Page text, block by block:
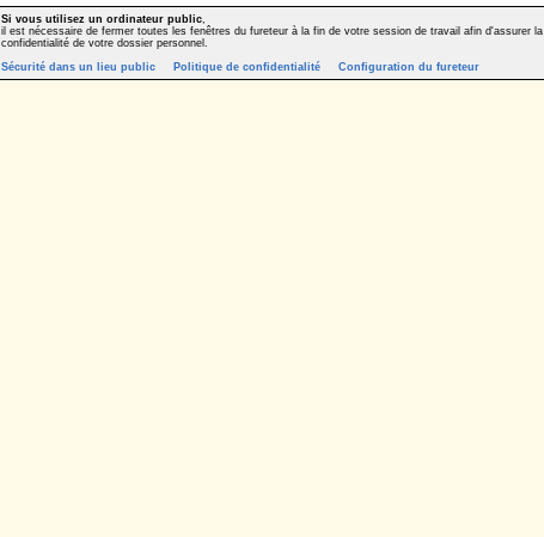
Si vous utilisez un ordinateur public,
il est nécessaire de fermer toutes les fenêtres du fureteur à la fin de votre session de travail afin d'assurer la
confidentialité de votre dossier personnel.
Sécurité dans un lieu public
Politique de confidentialité Configuration du fureteur